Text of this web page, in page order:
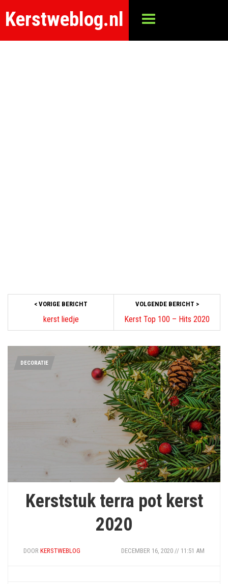
Kerstweblog.nl
< VORIGE BERICHT
kerst liedje
VOLGENDE BERICHT >
Kerst Top 100 – Hits 2020
DECORATIE
Kerststuk terra pot kerst
2020
DOOR KERSTWEBLOG DECEMBER 16, 2020 // 11:51 AM